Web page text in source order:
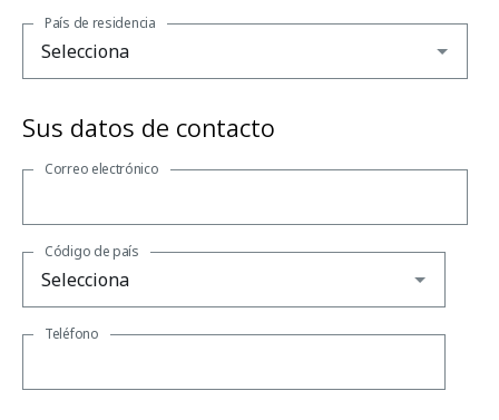
País de residencia
Sus datos de contacto
Correo electrónico
Código de país
Teléfono